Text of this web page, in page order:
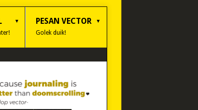
PESAN VECTOR
Golek duik!